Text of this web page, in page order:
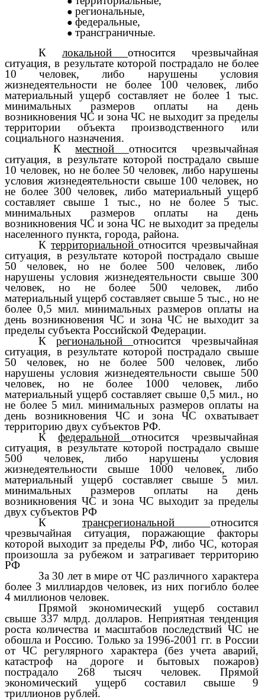
региональные,
федеральные,
трансграничные.
К локальной относится чрезвычайная
ситуация, в результате которой пострадало не более
10 человек, либо нарушены условия
жизнедеятельности не более 100 человек, либо
материальный ущерб составляет не более 1 тыс.
минимальных размеров оплаты на день
возникновения ЧС и зона ЧС не выходит за пределы
территории объекта производственного или
социального назначения.
Кместнойотносится чрезвычайная
ситуация, в результате которой пострадало свыше
10 человек, но не более 50 человек, либо нарушены
условия жизнедеятельности свыше 100 человек, но
не более 300 человек, либо материальный ущерб
составляет свыше 1 тыс., но не более 5 тыс.
минимальных размеров оплаты на день
возникновения ЧС и зона ЧС не выходит за пределы
населенного пункта, города, района.
Ктерриториальнойотносится чрезвычайная
ситуация, в результате которой пострадало свыше
50 человек, но не более 500 человек, либо
нарушены условия жизнедеятельности свыше 300
человек, но не более 500 человек, либо
материальный ущерб составляет свыше 5 тыс., но не
более 0,5 мил. минимальных размеров оплаты на
день возникновения ЧС и зона ЧС не выходит за
пределы субъекта Российской Федерации.
Крегиональнойотносится чрезвычайная
ситуация, в результате которой пострадало свыше
50 человек, но не более 500 человек, либо
нарушены условия жизнедеятельности свыше 500
человек, но не более 1000 человек, либо
материальный ущерб составляет свыше 0,5 мил., но
не более 5 мил. минимальных размеров оплаты на
день возникновения ЧС и зона ЧС охватывает
территорию двух субъектов РФ.
Кфедеральнойотносится чрезвычайная
ситуация, в результате которой пострадало свыше
500 человек, либо нарушены условия
жизнедеятельности свыше 1000 человек, либо
материальный ущерб составляет свыше 5 мил.
минимальных размеров оплаты на день
возникновения ЧС и зона ЧС выходит за пределы
двух субъектов РФ
К трансрегиональной относится
чрезвычайная ситуация, поражающие факторы
которой выходит за пределы РФ, либо ЧС, которая
произошла за рубежом и затрагивает территорию
РФ
За 30 лет в мире от ЧС различного характера
более 3 миллиардов человек, из них погибло более
4 миллионов человек.
Прямой экономический ущерб составил
свыше 337 млрд. долларов. Неприятная тенденция
роста количества и масштабов последствий ЧС не
обошла и Россию. Только за 1996-2001 гг. в России
от ЧС регулярного характера (без учета аварий,
катастроф на дороге и бытовых пожаров)
пострадало 268 тысяч человек. Прямой
экономический ущерб составил свыше 9
триллионов рублей.